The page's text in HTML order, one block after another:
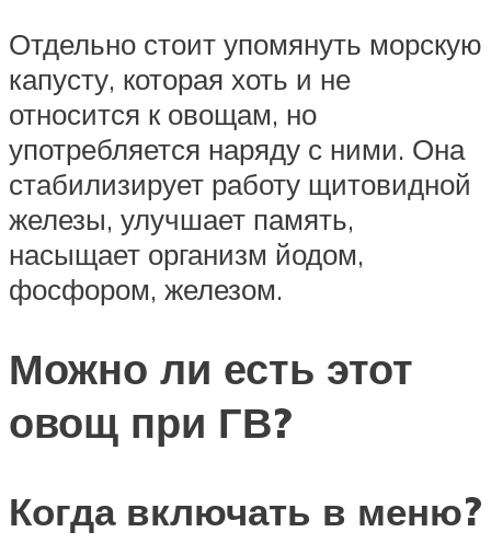
Отдельно стоит упомянуть морскую
капусту, которая хоть и не
относится к овощам, но
употребляется наряду с ними. Она
стабилизирует работу щитовидной
железы, улучшает память,
насыщает организм йодом,
фосфором, железом.
Можно ли есть этот
овощ при ГВ?
Когда включать в меню?